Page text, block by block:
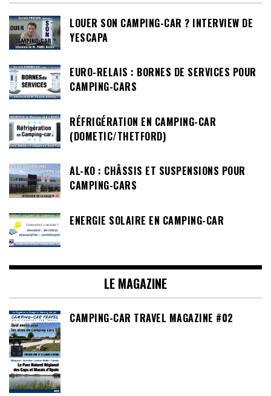
LOUER SON CAMPING-CAR ? INTERVIEW DE
YESCAPA
EURO-RELAIS : BORNES DE SERVICES POUR
CAMPING-CARS
RÉFRIGÉRATION EN CAMPING-CAR
(DOMETIC/THETFORD)
AL-KO : CHÂSSIS ET SUSPENSIONS POUR
CAMPING-CARS
ENERGIE SOLAIRE EN CAMPING-CAR
LE MAGAZINE
CAMPING-CAR TRAVEL MAGAZINE #02